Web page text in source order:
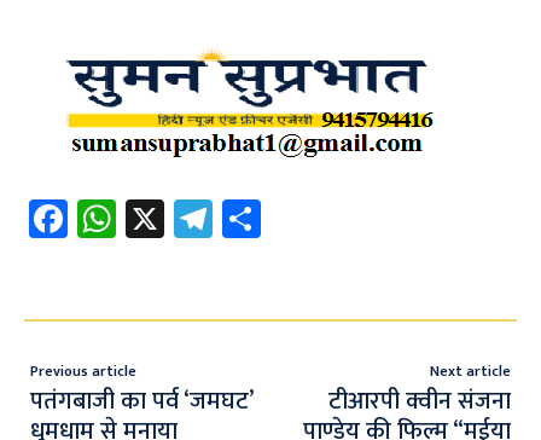
Fa
ce
o
o
k
W
h
s
A
p
X Te
le
a e
Previous article
पतंगबाजी का पर्व ‘जमघट’
धूमधाम से मनाया
Next article
टीआरपी क्वीन संजना
पाण्डेय की फिल्म “मईया